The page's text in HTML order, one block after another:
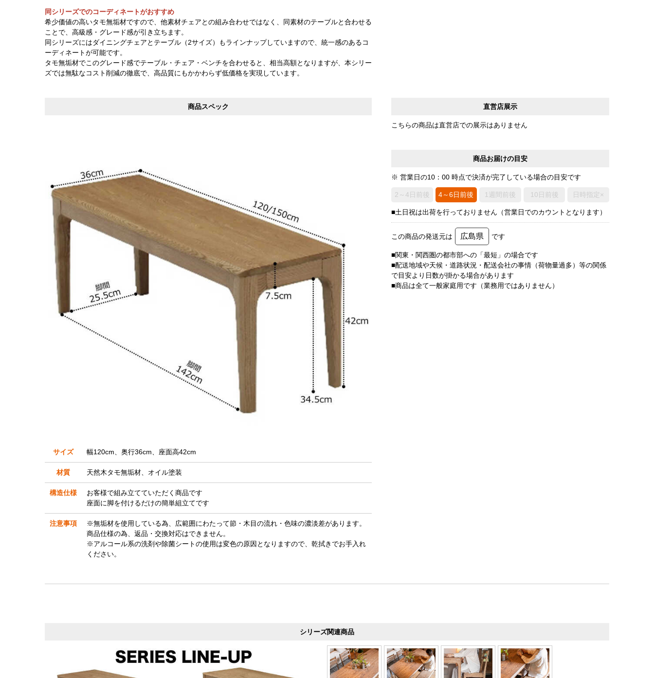
同シリーズでのコーディネートがおすすめ
希少価値の高いタモ無垢材ですので、他素材チェアとの組み合わせではなく、同素材のテーブルと合わせる
ことで、高級感・グレード感が引き立ちます。
同シリーズにはダイニングチェアとテーブル（2サイズ）もラインナップしていますので、統一感のあるコ
ーディネートが可能です。
タモ無垢材でこのグレード感でテーブル・チェア・ベンチを合わせると、相当高額となりますが、本シリー
ズでは無駄なコスト削減の徹底で、高品質にもかかわらず低価格を実現しています。
直営店展示
こちらの商品は直営店での展示はありません
商品お届けの目安
※ 営業日の10：00 時点で決済が完了している場合の目安です
2～4日前後 4～6日前後 1週間前後 10日前後 日時指定×
■土日祝は出荷を行っておりません（営業日でのカウントとなります）
この商品の発送元は 広島県 です
■関東・関西圏の都市部への「最短」の場合です
■配送地域や天候・道路状況・配送会社の事情（荷物量過多）等の関係
で目安より日数が掛かる場合があります
■商品は全て一般家庭用です（業務用ではありません）
商品スペック
サイズ 幅120cm、奥行36cm、座面高42cm
材質 天然木タモ無垢材、オイル塗装
構造仕様
お客様で組み立てていただく商品です
座面に脚を付けるだけの簡単組立てです
注意事項
※無垢材を使用している為、広範囲にわたって節・木目の流れ・色味の濃淡差があります。
商品仕様の為、返品・交換対応はできません。
※アルコール系の洗剤や除菌シートの使用は変色の原因となりますので、乾拭きでお手入れ
ください。
シリーズ関連商品